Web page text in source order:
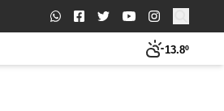
Buscar:
13.8º